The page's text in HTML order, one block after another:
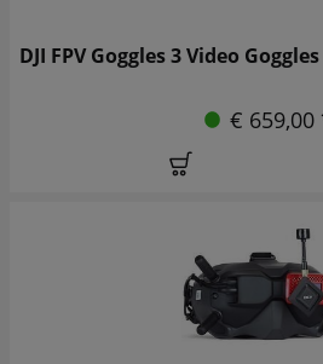
DJI FPV Goggles 3 Video
€ 659,00